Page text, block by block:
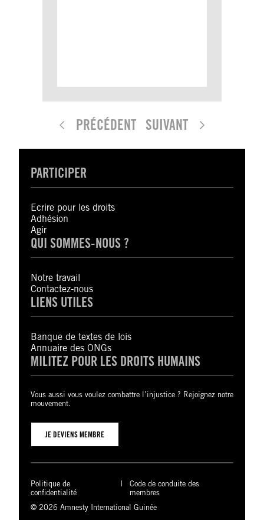
PRÉCÉDENT SUIVANT
PARTICIPER
Ecrire pour les droits
Adhésion
Agir
QUI SOMMES-NOUS ?
Notre travail
Contactez-nous
LIENS UTILES
Banque de textes de lois
Annuaire des ONGs
MILITEZ POUR LES DROITS HUMAINS
Vous aussi vous voulez combattre l’injustice ? Rejoignez notre
mouvement.
JE DEVIENS MEMBRE
Politique de
confidentialité
Code de conduite des
membres
© 2026 Amnesty International Guinée